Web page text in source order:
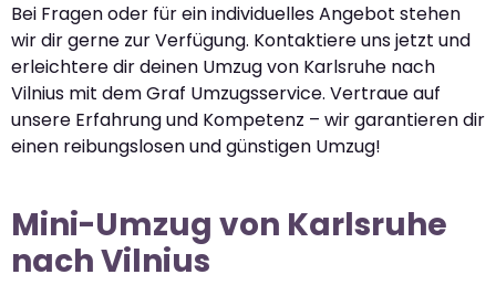
Bei Fragen oder für ein individuelles Angebot stehen
wir dir gerne zur Verfügung. Kontaktiere uns jetzt und
erleichtere dir deinen Umzug von Karlsruhe nach
Vilnius mit dem Graf Umzugsservice. Vertraue auf
unsere Erfahrung und Kompetenz – wir garantieren dir
einen reibungslosen und günstigen Umzug!
Mini-Umzug von Karlsruhe
nach Vilnius